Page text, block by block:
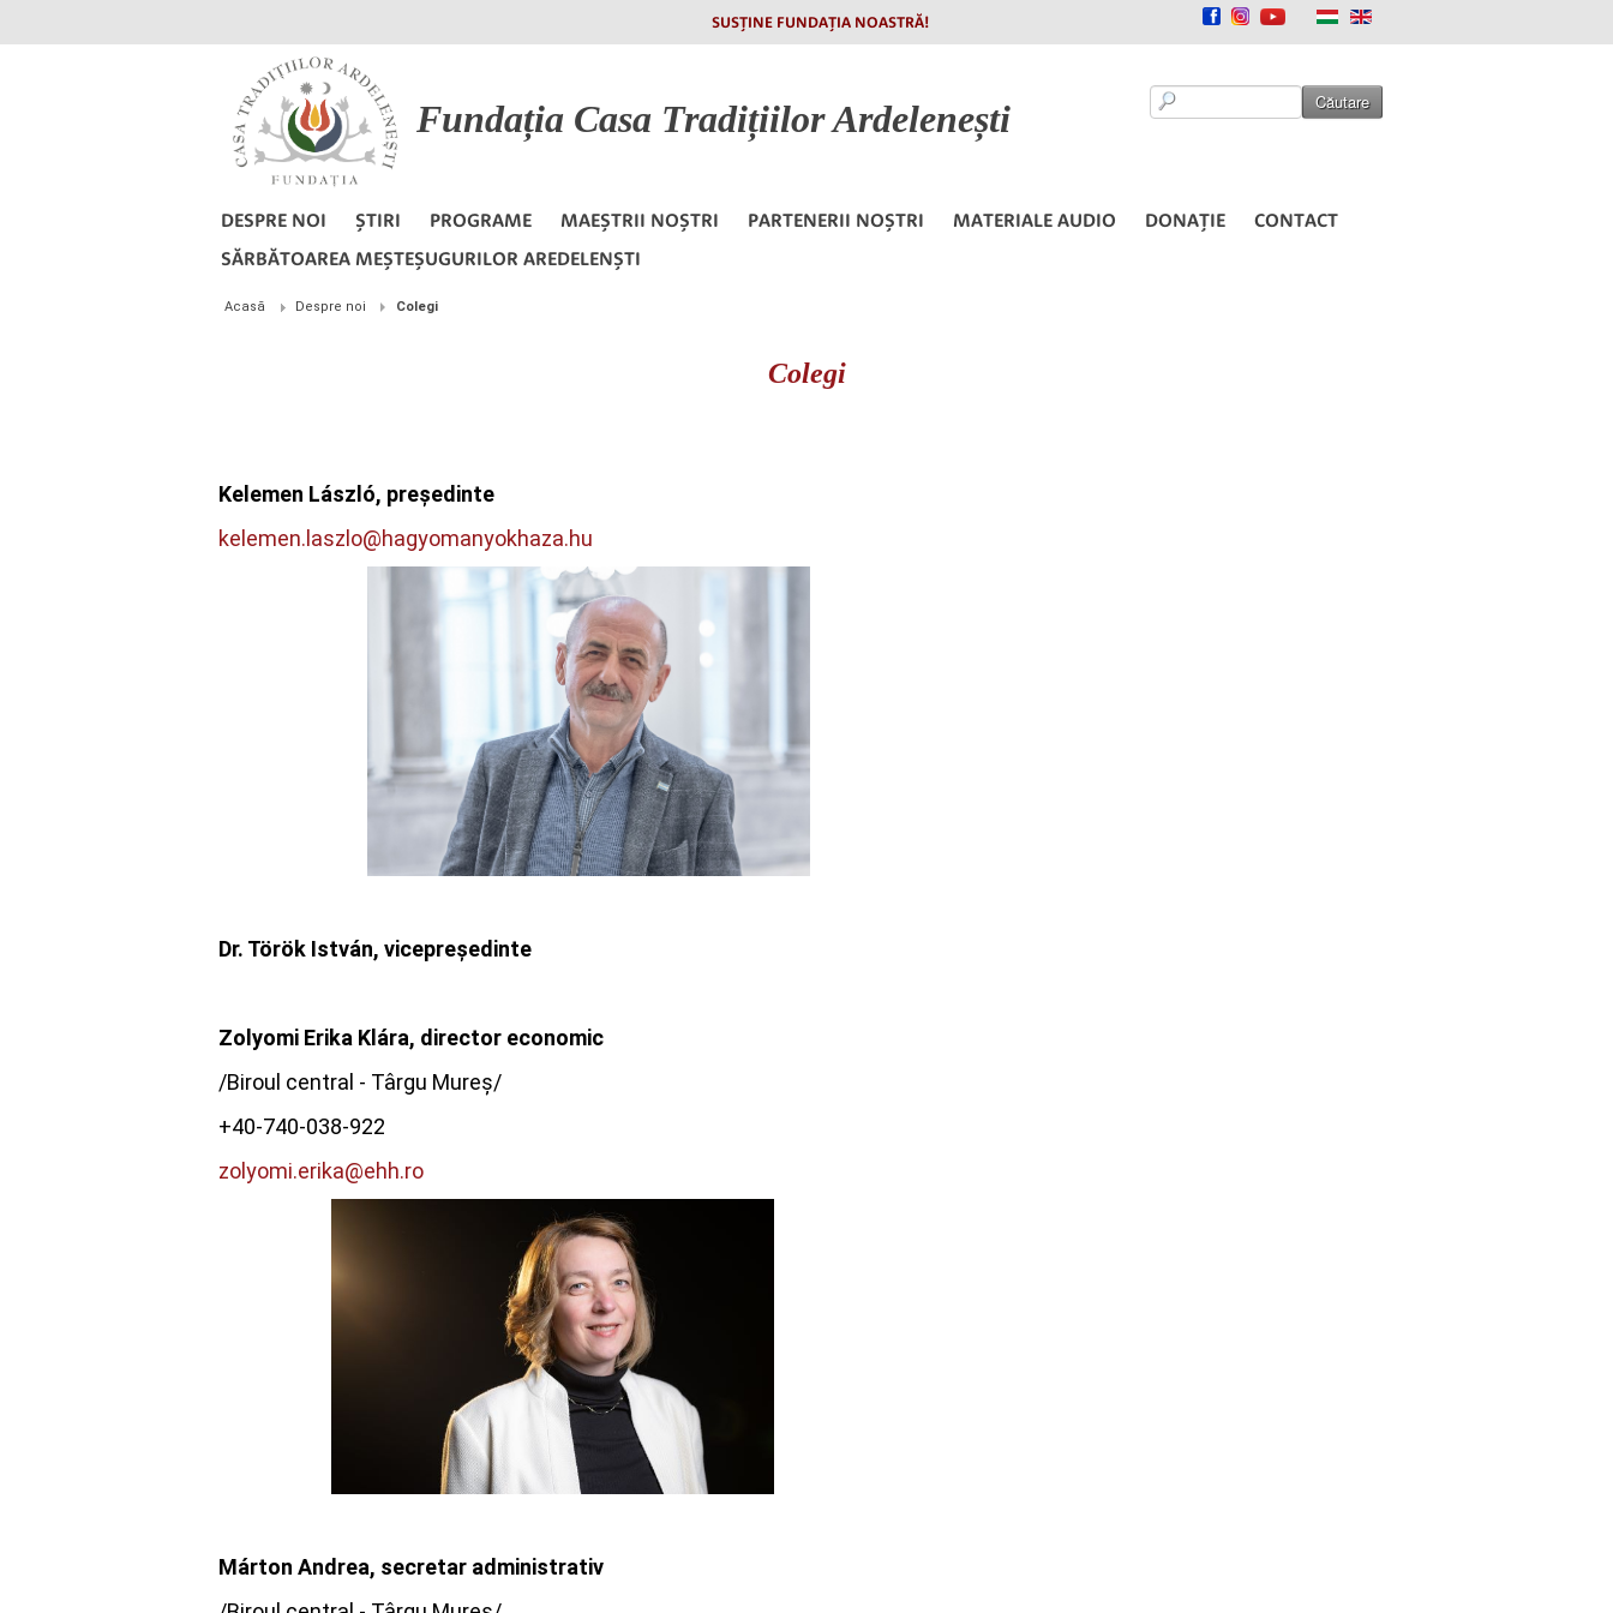
SUSȚINE FUNDAȚIA NOASTRĂ!
Fundația Casa Tradițiilor Ardelenești
DESPRE NOI ȘTIRI PROGRAME MAEȘTRII NOȘTRI PARTENERII NOȘTRI MATERIALE AUDIO DONAȚIE
CONTACT
SĂRBĂTOAREA MEȘTEȘUGURILOR AREDELENȘTI
Acasă Despre noi Colegi
Colegi
Kelemen László, președinte
kelemen.laszlo@hagyomanyokhaza.hu
Dr. Török István, vicepreședinte
Zolyomi Erika Kl ára, director economic
/Biroul central - Târgu Mureș/
+40-740-038-922
zolyomi.erika@ehh.ro
Márton Andrea, secretar administrativ